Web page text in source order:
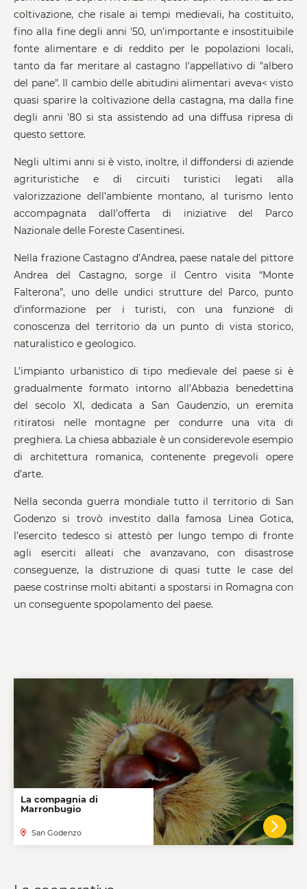
coltivazione, che risale ai tempi medievali, ha costituito,
fino alla fine degli anni '50, un'importante e insostituibile
fonte alimentare e di reddito per le popolazioni locali,
tanto da far meritare al castagno l'appellativo di "albero
del pane". Il cambio delle abitudini alimentari aveva< visto
quasi sparire la coltivazione della castagna, ma dalla fine
degli anni '80 si sta assistendo ad una diffusa ripresa di
questo settore.
Negli ultimi anni si è visto, inoltre, il diffondersi di aziende
agrituristiche e di circuiti turistici legati alla
valorizzazione dell’ambiente montano, al turismo lento
accompagnata dall’offerta di iniziative del Parco
Nazionale delle Foreste Casentinesi.
Nella frazione Castagno d’Andrea, paese natale del pittore
Andrea del Castagno, sorge il Centro visita “Monte
Falterona”, uno delle undici strutture del Parco, punto
d’informazione per i turisti, con una funzione di
conoscenza del territorio da un punto di vista storico,
naturalistico e geologico.
L’impianto urbanistico di tipo medievale del paese si è
gradualmente formato intorno all’Abbazia benedettina
del secolo XI, dedicata a San Gaudenzio, un eremita
ritiratosi nelle montagne per condurre una vita di
preghiera. La chiesa abbaziale è un considerevole esempio
di architettura romanica, contenente pregevoli opere
d’arte.
Nella seconda guerra mondiale tutto il territorio di San
Godenzo si trovò investito dalla famosa Linea Gotica,
l’esercito tedesco si attestò per lungo tempo di fronte
agli eserciti alleati che avanzavano, con disastrose
conseguenze, la distruzione di quasi tutte le case del
paese costrinse molti abitanti a spostarsi in Romagna con
un conseguente spopolamento del paese.
La compagnia di
Marronbugio
San Godenzo VAI